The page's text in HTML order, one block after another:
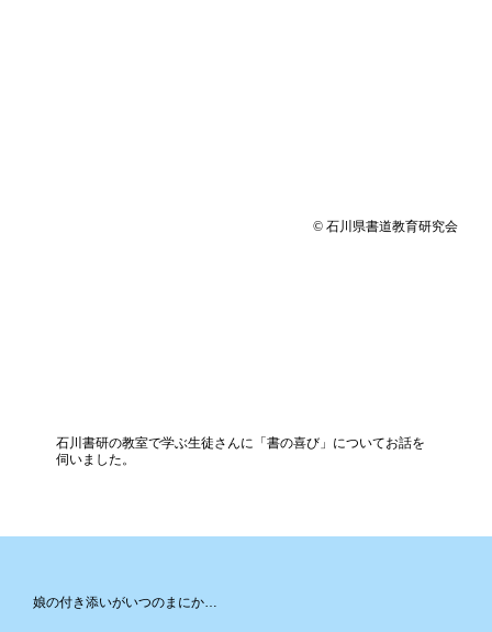
© 石川県書道教育研究会
石川書研の教室で学ぶ生徒さんに「書の喜び」についてお話を
伺いました。
娘の付き添いがいつのまにか…